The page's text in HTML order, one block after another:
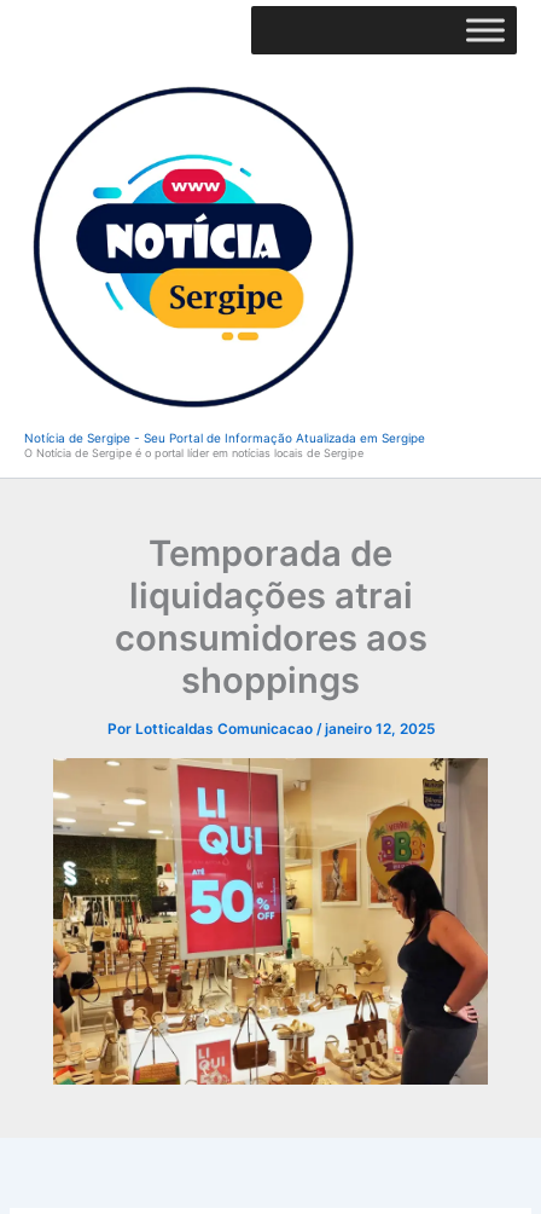
Notícia de Sergipe - Seu Portal de Informação Atualizada em Sergipe
O Notícia de Sergipe é o portal líder em notícias locais de Sergipe
Temporada de
liquidações atrai
consumidores aos
shoppings
Por Lotticaldas Comunicacao /janeiro 12, 2025